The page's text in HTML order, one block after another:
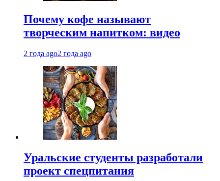
Почему кофе называют
творческим напитком: видео
2 года ago2 года ago
Уральские студенты разработали
проект спецпитания